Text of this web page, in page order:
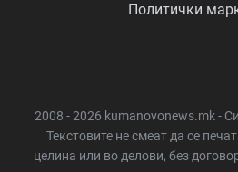
Политички
2008 - 2026 kumanovonews.mk -
Текстовите не смеат да се
целина или во делови, без